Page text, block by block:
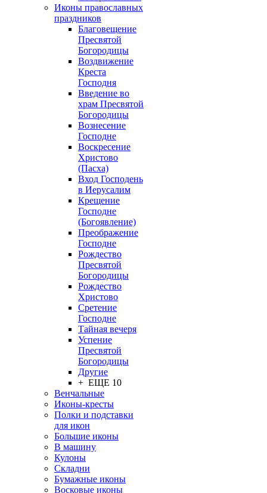
Иконы православных
праздников
Благовещение
Пресвятой
Богородицы
Воздвижение
Креста
Господня
Введение во
храм Пресвятой
Богородицы
Вознесение
Господне
Воскресение
Христово
(Пасха)
Вход Господень
в Иерусалим
Крещение
Господне
(Богоявление)
Преображение
Господне
Рождество
Пресвятой
Богородицы
Рождество
Христово
Сретение
Господне
Тайная вечеря
Успение
Пресвятой
Богородицы
Другие
+ ЕЩЕ 10
Венчальные
Иконы-кресты
Полки и подставки
для икон
Большие иконы
В машину
Кулоны
Складни
Бумажные иконы
Восковые иконы